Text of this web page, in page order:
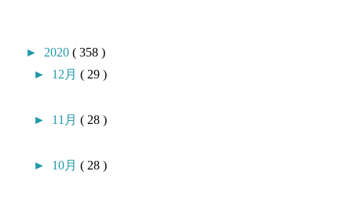
► 2020( 358 )
► 12月( 29 )
► 11月( 28 )
► 10月( 28 )